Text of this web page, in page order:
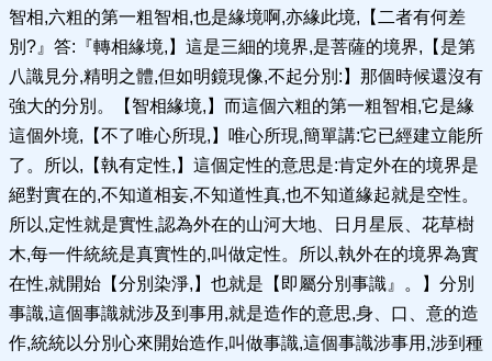
智相,六粗的第一粗智相,也是緣境啊,亦緣此境,【二者有何差
別?』答:『轉相緣境,】這是三細的境界,是菩薩的境界,【是第
八識見分,精明之體,但如明鏡現像,不起分別:】那個時候還沒有
強大的分別。【智相緣境,】而這個六粗的第一粗智相,它是緣
這個外境,【不了唯心所現,】唯心所現,簡單講:它已經建立能所
了。所以,【執有定性,】這個定性的意思是:肯定外在的境界是
絕對實在的,不知道相妄,不知道性真,也不知道緣起就是空性。
所以,定性就是實性,認為外在的山河大地、日月星辰、花草樹
木,每一件統統是真實性的,叫做定性。所以,執外在的境界為實
在性,就開始【分別染淨,】也就是【即屬分別事識』。】分別
事識,這個事識就涉及到事用,就是造作的意思,身、口、意的造
作,統統以分別心來開始造作,叫做事識,這個事識涉事用,涉到種